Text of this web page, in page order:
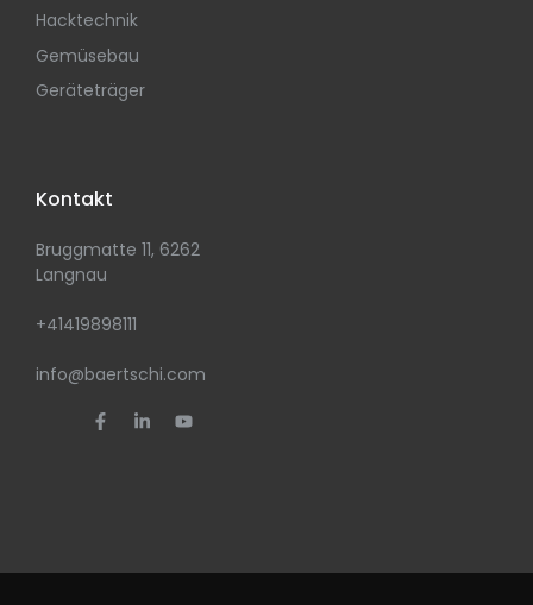
Hacktechnik
Gemüsebau
Geräteträger
Kontakt
Bruggmatte 11, 6262
Langnau
+41419898111
info@baertschi.com